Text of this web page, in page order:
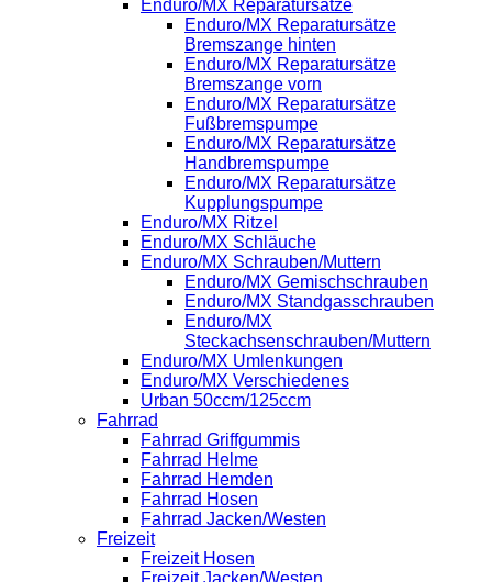
Enduro/MX Reparatursätze
Enduro/MX Reparatursätze
Bremszange hinten
Enduro/MX Reparatursätze
Bremszange vorn
Enduro/MX Reparatursätze
Fußbremspumpe
Enduro/MX Reparatursätze
Handbremspumpe
Enduro/MX Reparatursätze
Kupplungspumpe
Enduro/MX Ritzel
Enduro/MX Schläuche
Enduro/MX Schrauben/Muttern
Enduro/MX Gemischschrauben
Enduro/MX Standgasschrauben
Enduro/MX
Steckachsenschrauben/Muttern
Enduro/MX Umlenkungen
Enduro/MX Verschiedenes
Urban 50ccm/125ccm
Fahrrad
Fahrrad Griffgummis
Fahrrad Helme
Fahrrad Hemden
Fahrrad Hosen
Fahrrad Jacken/Westen
Freizeit
Freizeit Hosen
Freizeit Jacken/Westen